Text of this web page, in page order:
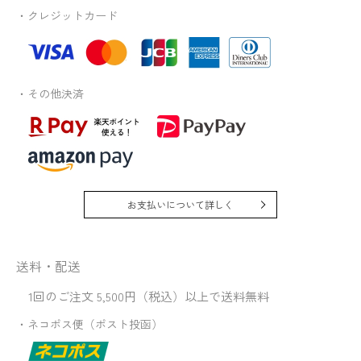
・クレジットカード
・その他決済
お支払いについて詳しく
送料・配送
1回のご注文 5,500円（税込）以上で送料無料
・ネコポス便（ポスト投函）